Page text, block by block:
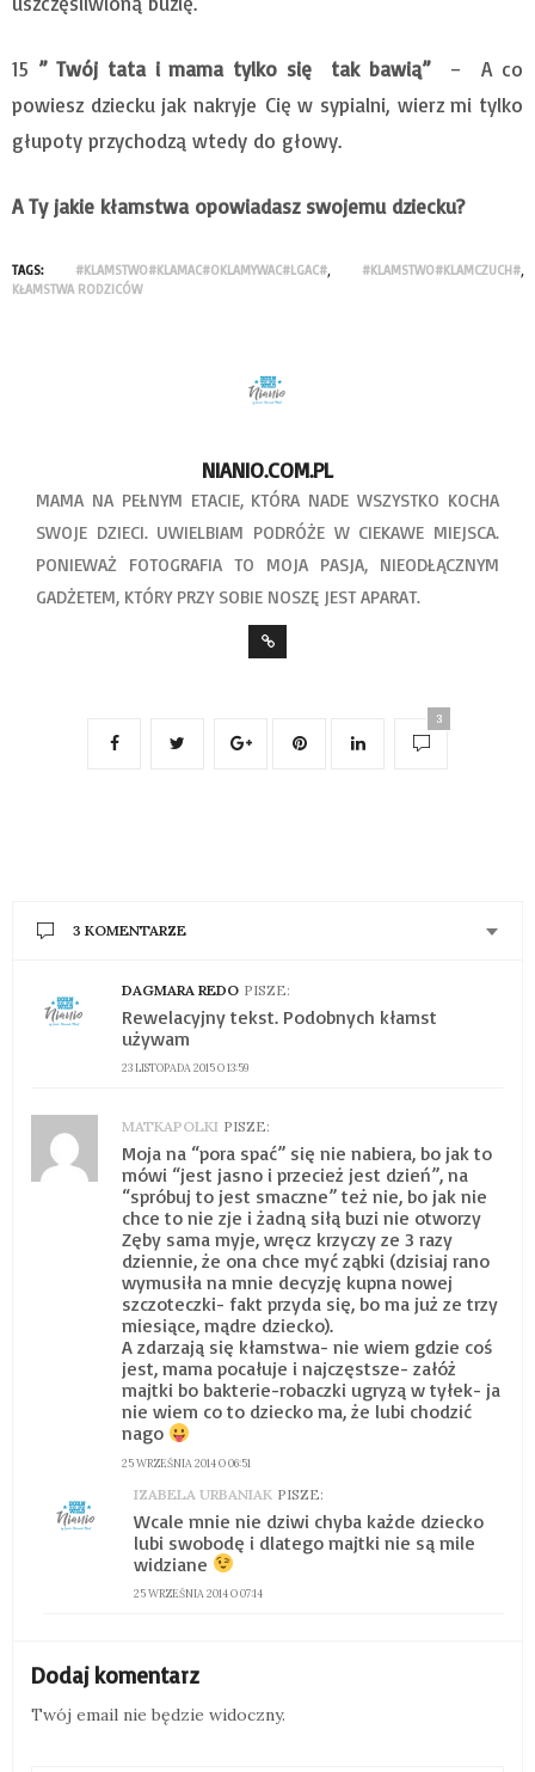
15 ” Twój tata i mama tylko się tak bawią”– A co
powiesz dziecku jak nakryje Cię w sypialni, wierz mi tylko
głupoty przychodzą wtedy do głowy.
A Ty jakie kłamstwa opowiadasz swojemu dziecku?
TAGS: #KLAMSTWO#KLAMAC#OKLAMYWAC#LGAC#, #KLAMSTWO#KLAMCZUCH#,
KŁAMSTWA RODZICÓW
NIANIO.COM.PL
MAMA NA PEŁNYM ETACIE, KTÓRA NADE WSZYSTKO KOCHA
SWOJE DZIECI. UWIELBIAM PODRÓŻE W CIEKAWE MIEJSCA.
PONIEWAŻ FOTOGRAFIA TO MOJA PASJA, NIEODŁĄCZNYM
GADŻETEM, KTÓRY PRZY SOBIE NOSZĘ JEST APARAT.
3
3 KOMENTARZE
DAGMARA REDO PISZE:
23 LISTOPADA 2015 O 13:59
Rewelacyjny tekst. Podobnych kłamst
używam
MATKAPOLKI PISZE:
25 WRZEŚNIA 2014 O 06:51
Moja na “pora spać” się nie nabiera, bo jak to
mówi “jest jasno i przecież jest dzień”, na
“spróbuj to jest smaczne” też nie, bo jak nie
chce to nie zje i żadną siłą buzi nie otworzy
Zęby sama myje, wręcz krzyczy ze 3 razy
dziennie, że ona chce myć ząbki (dzisiaj rano
wymusiła na mnie decyzję kupna nowej
szczoteczki- fakt przyda się, bo ma już ze trzy
miesiące, mądre dziecko).
A zdarzają się kłamstwa- nie wiem gdzie coś
jest, mama pocałuje i najczęstsze- załóż
majtki bo bakterie-robaczki ugryzą w tyłek- ja
nie wiem co to dziecko ma, że lubi chodzić
nago
IZABELA URBANIAK PISZE:
25 WRZEŚNIA 2014 O 07:14
Wcale mnie nie dziwi chyba każde dziecko
lubi swobodę i dlatego majtki nie są mile
widziane
Dodaj komentarz
Twój email nie będzie widoczny.